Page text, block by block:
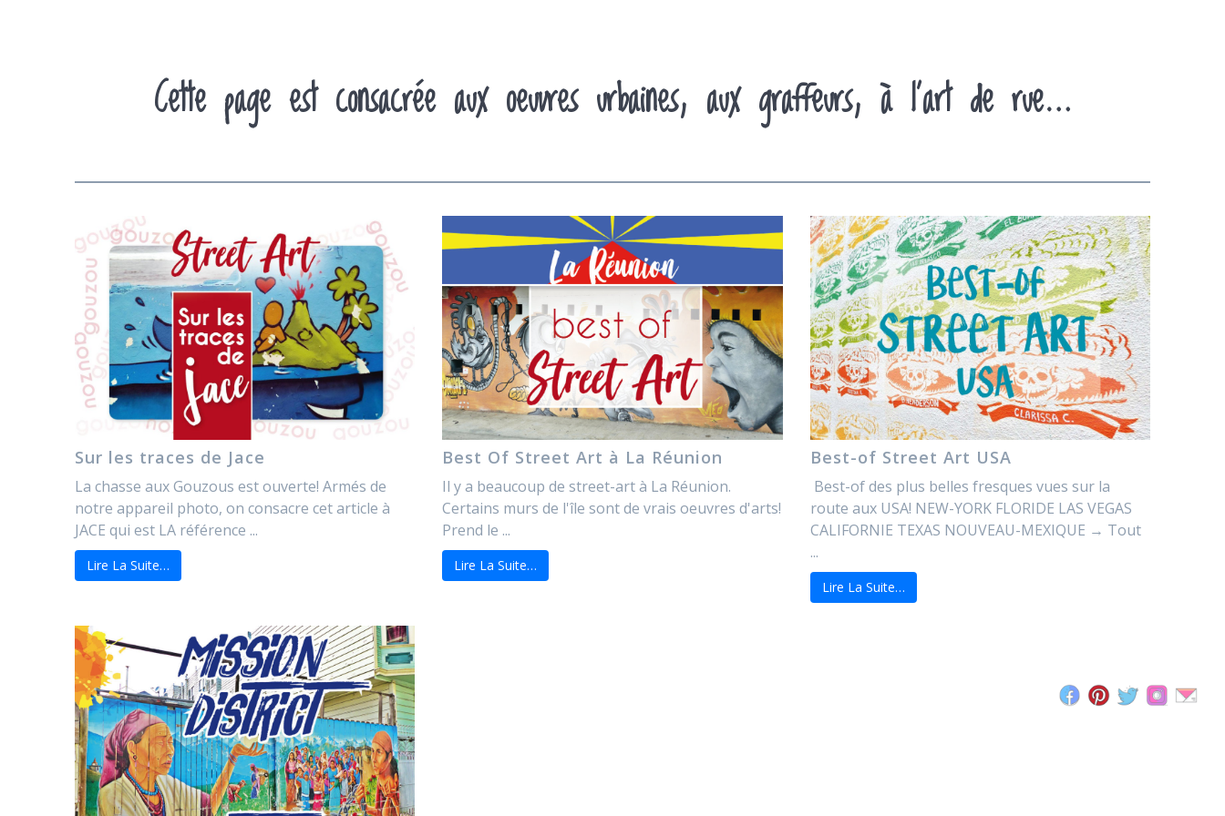
Cette page est consacrée aux oeuvres urbaines, aux graffeurs, à l’art de rue…
Sur les traces de Jace
La chasse aux Gouzous est ouverte! Armés de
notre appareil photo, on consacre cet article à
JACE qui est LA référence ...
Lire La Suite…
Best Of Street Art à La Réunion
Il y a beaucoup de street-art à La Réunion.
Certains murs de l'île sont de vrais oeuvres d'arts!
Prend le ...
Lire La Suite…
Best-of Street Art USA
Best-of des plus belles fresques vues sur la
route aux USA! NEW-YORK FLORIDE LAS VEGAS
CALIFORNIE TEXAS NOUVEAU-MEXIQUE → Tout
...
Lire La Suite…